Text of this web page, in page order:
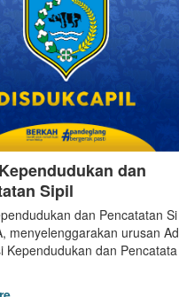
dan
Sipil
dan Pencatatan Si
menyelenggarakan urusan Ad
Kependudukan dan Pencatata